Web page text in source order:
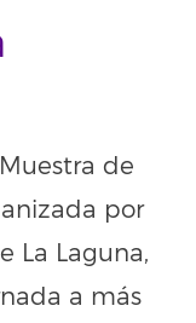
de
por
La Laguna,
a más